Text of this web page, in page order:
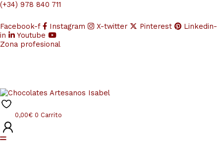
Ir
contenido
(+34) 978 840 711
Facebook-f Instagram X-twitter Pinterest
Linkedin-
in
Youtube
Zona profesional
0,00€ 0 Carrito
CHOCOBONE
Chocolate
con
LECHE